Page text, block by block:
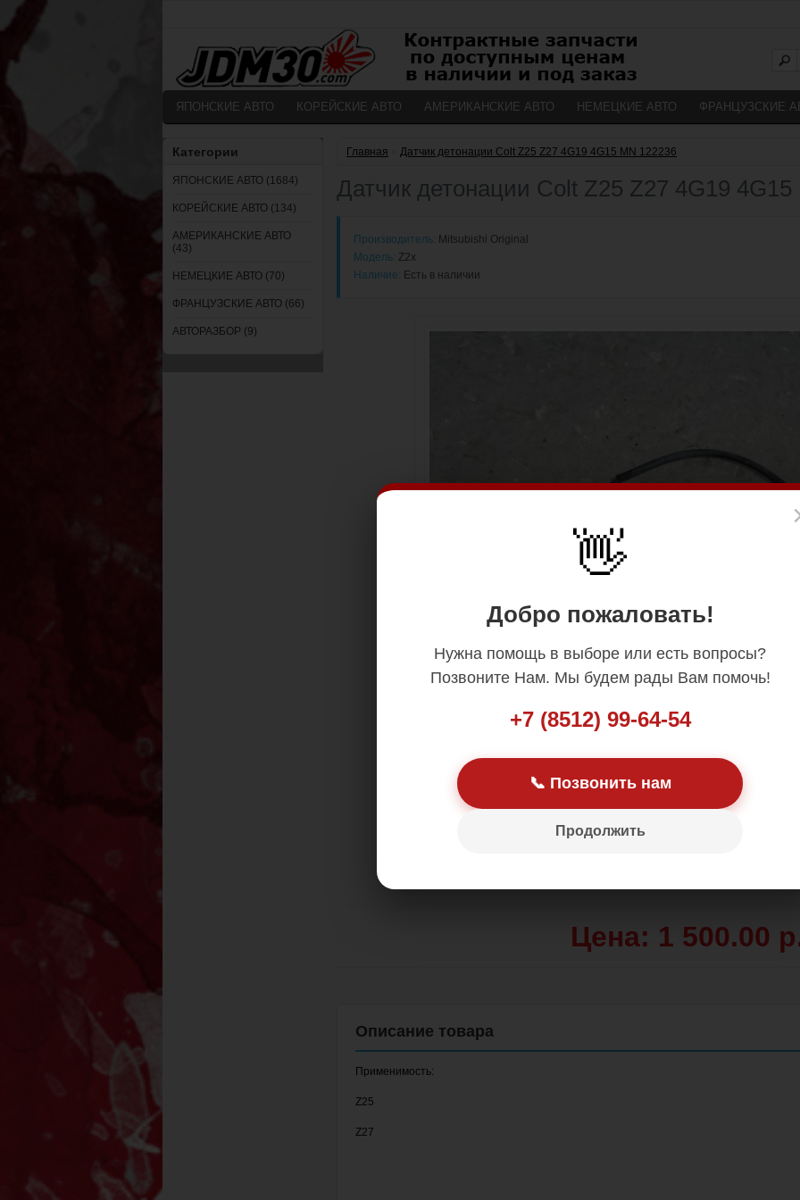
ЯПОНСКИЕ АВТО КОРЕЙСКИЕ АВТО АМЕРИКАНСКИЕ АВТО НЕМЕЦКИЕ АВТО ФРАНЦУЗСКИЕ
👋
Добро пожаловать!
Нужна помощь в выборе или есть вопросы?
Позвоните Нам. Мы будем рады Вам помочь!
+7 (8512) 99-64-54
📞 Позвонить нам
Продолжить
Категории
ЯПОНСКИЕ АВТО (1684)
КОРЕЙСКИЕ АВТО (134)
АМЕРИКАНСКИЕ АВТО
(43)
НЕМЕЦКИЕ АВТО (70)
ФРАНЦУЗСКИЕ АВТО (66)
АВТОРАЗБОР (9)
Главная Датчик детонации Colt Z25 Z27 4G19 4G15 MN 122236
Датчик детонации Colt Z25 Z27 4G19
Производитель: Mitsubishi Original
Модель: Z2x
Наличие: Есть в наличии
Цена: 1 500.00
Применимость:
Z25
Z27